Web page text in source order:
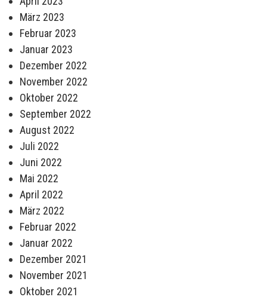
März 2023
Februar 2023
Januar 2023
Dezember 2022
November 2022
Oktober 2022
September 2022
August 2022
Juli 2022
Juni 2022
Mai 2022
April 2022
März 2022
Februar 2022
Januar 2022
Dezember 2021
November 2021
Oktober 2021